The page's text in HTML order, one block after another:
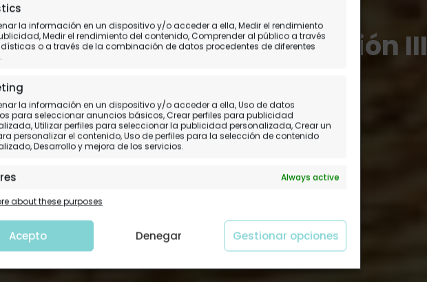
la información en un dispositivo y/o acceder a ella, Medir el rendimiento
Medir el rendimiento del contenido, Comprender al público a través
o a través de la combinación de datos procedentes de diferentes
la información en un dispositivo y/o acceder a ella, Uso de datos
para seleccionar anuncios básicos, Crear perfiles para publicidad
Utilizar perfiles para seleccionar la publicidad personalizada, Crear un
personalizar el contenido, Uso de perfiles para la selección de contenido
Desarrollo y mejora de los servicios.
Always active
Vincular diferentes dispositivos, Identificación de
la seguridad, evitar y detectar fraudes, y
fallos, Ofrecer y presentar publicidad y Always active
about these purposes
Acepto Denegar Gestionar opciones
PORRA Chavetas - Edición III